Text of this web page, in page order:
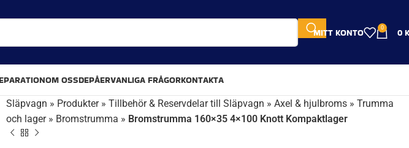
MITT KONTO 0 0
OM OSSDEPÅERVANLIGA FRÅGORKONTAKTA
Släpvagn » Produkter» Tillbehör & Reservdelar till Släpvagn » Axel & hjulbroms » Trumma
och lager» Bromstrumma » Bromstrumma 160×35 4×100 Knott Kompaktlager